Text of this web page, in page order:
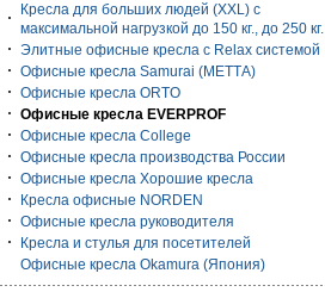
Кресла для больших людей (XXL) с
максимальной нагрузкой до 150 кг., до 250 кг.
Элитные офисные кресла с Relax системой
Офисные кресла Samurai (МЕТТА)
Офисные кресла ORTO
Офисные кресла EVERPROF
Офисные кресла College
Офисные кресла производства России
Офисные кресла Хорошие кресла
Кресла офисные NORDEN
Офисные кресла руководителя
Кресла и стулья для посетителей
Офисные кресла Okamura (Япония)